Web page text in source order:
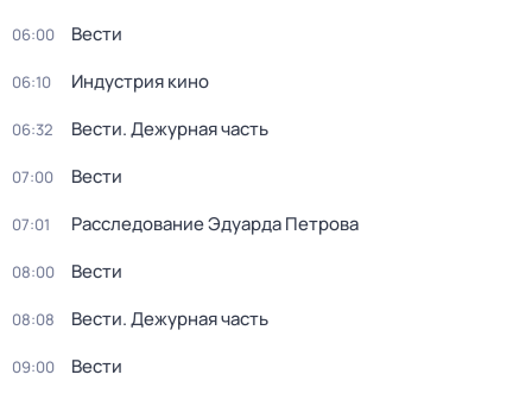
06:00 Вести
06:10 Индустрия кино
06:32 Вести. Дежурная часть
07:00 Вести
07:01 Расследование Эдуарда Петрова
08:00 Вести
08:08 Вести. Дежурная часть
09:00 Вести